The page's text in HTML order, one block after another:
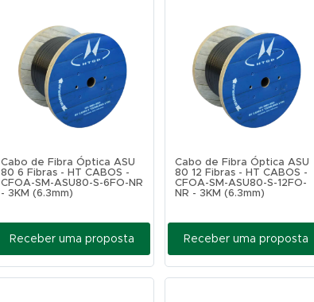
Cabo de Fibra Óptica ASU
80 6 Fibras - HT CABOS -
CFOA-SM-ASU80-S-6FO-NR
- 3KM (6.3mm)
Receber uma proposta
Cabo de Fibra Óptica ASU
80 12 Fibras - HT CABOS -
CFOA-SM-ASU80-S-12FO-
NR - 3KM (6.3mm)
Receber uma proposta